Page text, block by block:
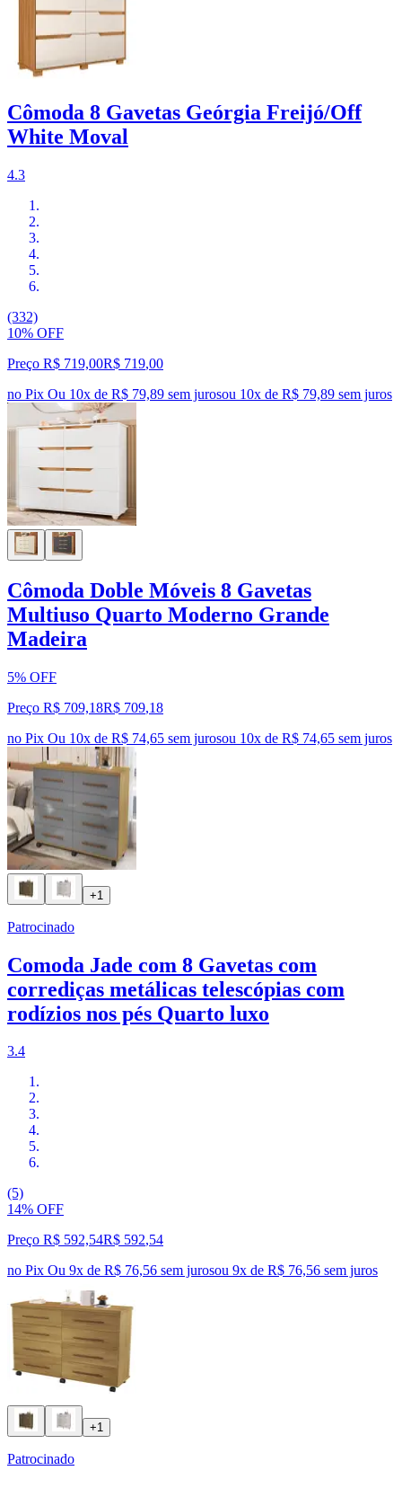
Cômoda 8 Gavetas Geórgia Freijó/Off
White Moval
4.3
(332)
10% OFF
Preço R$ 719,00R$ 719,00
no Pix Ou 10x de R$ 79,89 sem jurosou 10x de R$ 79,89 sem juros
Cômoda Doble Móveis 8 Gavetas
Multiuso Quarto Moderno Grande
Madeira
5% OFF
Preço R$ 709,18R$ 709,18
no Pix Ou 10x de R$ 74,65 sem jurosou 10x de R$ 74,65 sem juros
+1
Patrocinado
Comoda Jade com 8 Gavetas com
corrediças metálicas telescópias com
rodízios nos pés Quarto luxo
3.4
(5)
14% OFF
Preço R$ 592,54R$ 592,54
no Pix Ou 9x de R$ 76,56 sem jurosou 9x de R$ 76,56 sem juros
+1
Patrocinado